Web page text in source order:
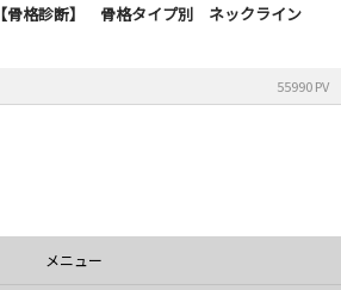
【骨格診断】 骨格タイプ別 ネックライン
55990 PV
メニュー